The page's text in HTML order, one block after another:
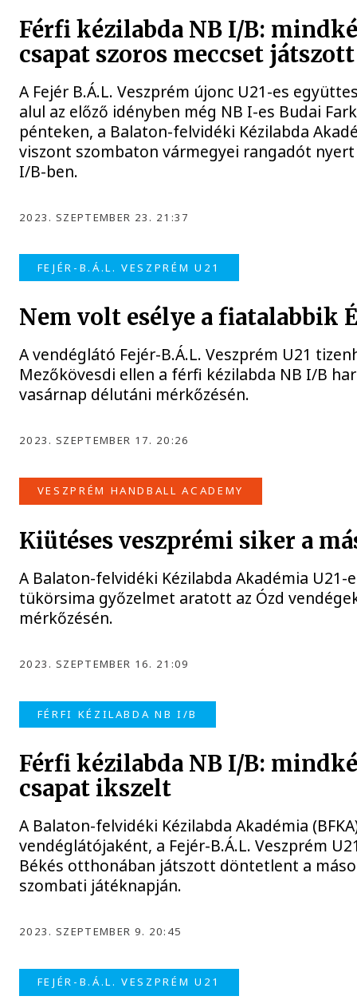
Férfi kézilabda NB I/B:
csapat szoros meccset játszott
A Fejér B.Á.L. Veszprém újonc U21-es
alul az előző idényben még NB I-es Budai
pénteken, a Balaton-felvidéki Kézilabda
viszont szombaton vármegyei rangadót
I/B-ben.
2023. SZEPTEMBER 23. 21:37
FEJÉR-B.Á.L. VESZPRÉM U21
Nem volt esélye a fiatalabbik
A vendéglátó Fejér-B.Á.L. Veszprém U21
Mezőkövesdi ellen a férfi kézilabda NB I/B
vasárnap délutáni mérkőzésén.
2023. SZEPTEMBER 17. 20:26
VESZPRÉM HANDBALL ACADEMY
Kiütéses veszprémi siker a
A Balaton-felvidéki Kézilabda Akadémia U21-
tükörsima győzelmet aratott az Ózd
mérkőzésén.
2023. SZEPTEMBER 16. 21:09
FÉRFI KÉZILABDA NB I/B
Férfi kézilabda NB I/B:
csapat ikszelt
A Balaton-felvidéki Kézilabda Akadémia
vendéglátójaként, a Fejér-B.Á.L. Veszprém
Békés otthonában játszott döntetlent a
szombati játéknapján.
2023. SZEPTEMBER 9. 20:45
FEJÉR-B.Á.L. VESZPRÉM U21